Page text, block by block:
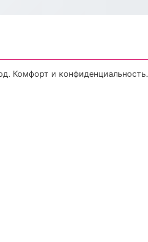
Комфорт и конфиденциальность.